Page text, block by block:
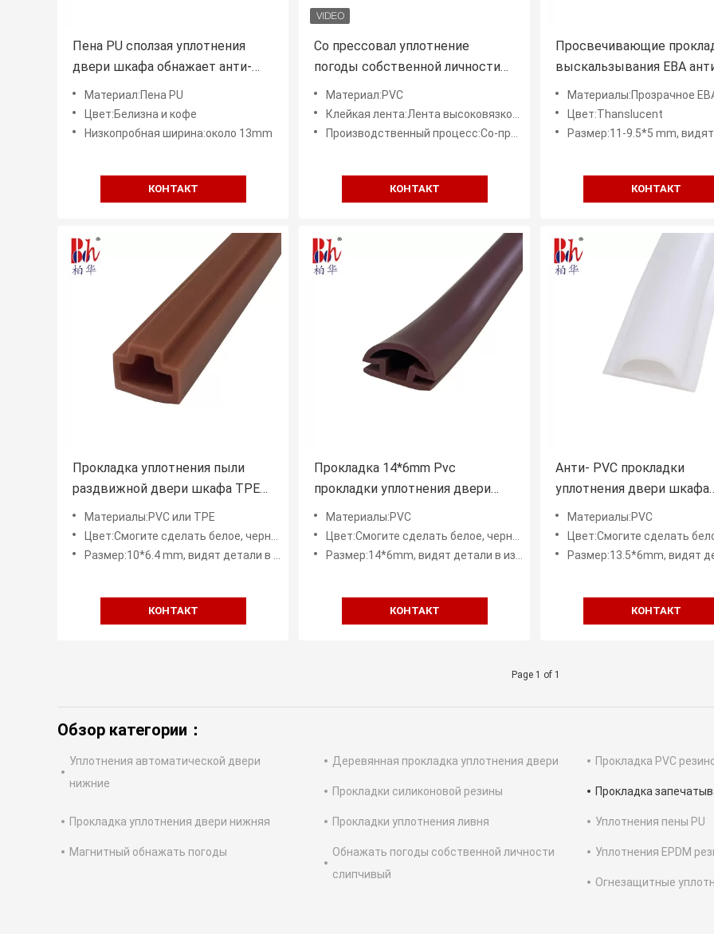
Пена PU сползая уплотнения
двери шкафа обнажает анти-
столкновение с шириной 13mm
низкопробной
Материал:Пена PU
Цвет:Белизна и кофе
Низкопробная ширина:около 13mm
КОНТАКТ
Co прессовал уплотнение
погоды собственной личности
PVC прокладки уплотнения
двери шкафа слипчивое
Материал:PVC
Клейкая лента:Лента высоковязкой решетки двухсторонняя
Производственный процесс:Со-прессованный (трудный и мягкий PVC)
КОНТАКТ
Просвечивающие
выскальзывания ЕВА
одежд стеллажа для
висят Адвокатуру
Материалы:Прозрачное
Цвет:Thanslucent
Размер:11-9.5*5 mm, видят детали на внизу
КОНТАКТ
Прокладка уплотнения пыли
раздвижной двери шкафа TPE
PVC с уменьшением шума
Материалы:PVC или TPE
Цвет:Смогите сделать белое, черное, Брауна, серого цвета и etc.
Размер:10*6.4 mm, видят детали в изображениях
КОНТАКТ
Прокладка 14*6mm Pvc
прокладки уплотнения двери
шкафа амортизации резиновая
Материалы:PVC
Цвет:Смогите сделать белое, черное, Брауна, серого цвета и etc.
Размер:14*6mm, видят детали в изображениях
КОНТАКТ
Анти- PVC прокладки
уплотнения двери шкафа
столкновения амортизируя
прокладки красит
Материалы:PVC
Цвет:Смогите сделать белое, черное, Брауна,
Размер:13.5*6mm, видят детали в
КОНТАКТ
Page 1 of 1
Обзор категории：
Уплотнения автоматической двери
нижние
Деревянная прокладка уплотнения двери Прокладка PVC
Прокладки силиконовой резины Прокладка
Прокладка уплотнения двери нижняя Прокладки уплотнения ливня Уплотнения пены PU
Магнитный обнажать погоды
Обнажать погоды собственной личности
слипчивый
Уплотнения EPDM
Огнезащитные